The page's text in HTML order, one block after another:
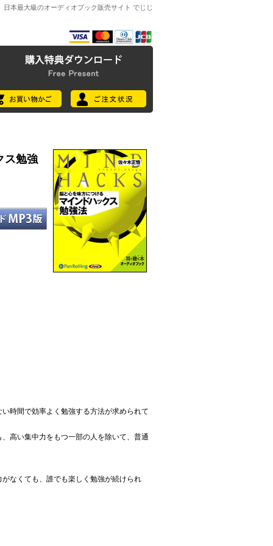
日本最大級のオーディオブック販売サイト でじじ
ス勉強
時間で効率よく勉強する方法が求められて
高い集中力をもつ一部の人を除いて、普通
なくても、誰でも楽しく勉強が続けられ